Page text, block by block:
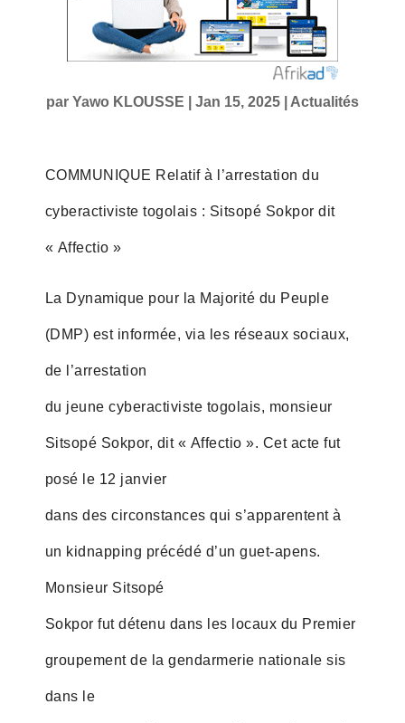
par Yawo KLOUSSE Jan 15, 2025| Actualités
COMMUNIQUE Relatif à l’arrestation du
cyberactiviste togolais : Sitsopé Sokpor dit
« Affectio »
La Dynamique pour la Majorité du Peuple
(DMP) est informée, via les réseaux sociaux,
de l’arrestation
du jeune cyberactiviste togolais, monsieur
Sitsopé Sokpor, dit « Affectio ». Cet acte fut
posé le 12 janvier
dans des circonstances qui s’apparentent à
un kidnapping précédé d’un guet-apens.
Monsieur Sitsopé
Sokpor fut détenu dans les locaux du Premier
groupement de la gendarmerie nationale sis
dans le